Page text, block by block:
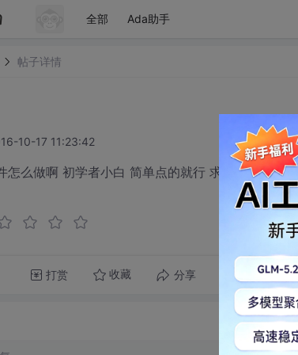
全部 Ada助手
帖子详情
10-17 11:23:42
怎么做啊 初学者小白 简单点的就行 求源码 求指教啊
打赏 收藏 分享 转发到动态